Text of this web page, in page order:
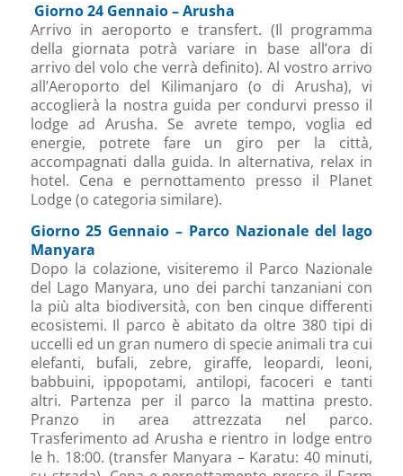
Giorno 24 Gennaio – Arusha
Arrivo in aeroporto e transfert. (Il programma
della giornata potrà variare in base all’ora di
arrivo del volo che verrà definito). Al vostro arrivo
all’Aeroporto del Kilimanjaro (o di Arusha), vi
accoglierà la nostra guida per condurvi presso il
lodge ad Arusha. Se avrete tempo, voglia ed
energie, potrete fare un giro per la città,
accompagnati dalla guida. In alternativa, relax in
hotel. Cena e pernottamento presso il Planet
Lodge (o categoria similare).
Giorno 25 Gennaio – Parco Nazionale del lago
Manyara
Dopo la colazione, visiteremo il Parco Nazionale
del Lago Manyara, uno dei parchi tanzaniani con
la più alta biodiversità, con ben cinque differenti
ecosistemi. Il parco è abitato da oltre 380 tipi di
uccelli ed un gran numero di specie animali tra cui
elefanti, bufali, zebre, giraffe, leopardi, leoni,
babbuini, ippopotami, antilopi, facoceri e tanti
altri. Partenza per il parco la mattina presto.
Pranzo in area attrezzata nel parco.
Trasferimento ad Arusha e rientro in lodge entro
le h. 18:00. (transfer Manyara – Karatu: 40 minuti,